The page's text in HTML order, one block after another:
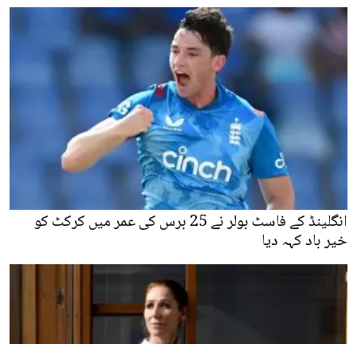
انگلینڈ کے فاسٹ بولر نے 25 برس کی عمر میں کرکٹ کو
خیر باد کہہ دیا